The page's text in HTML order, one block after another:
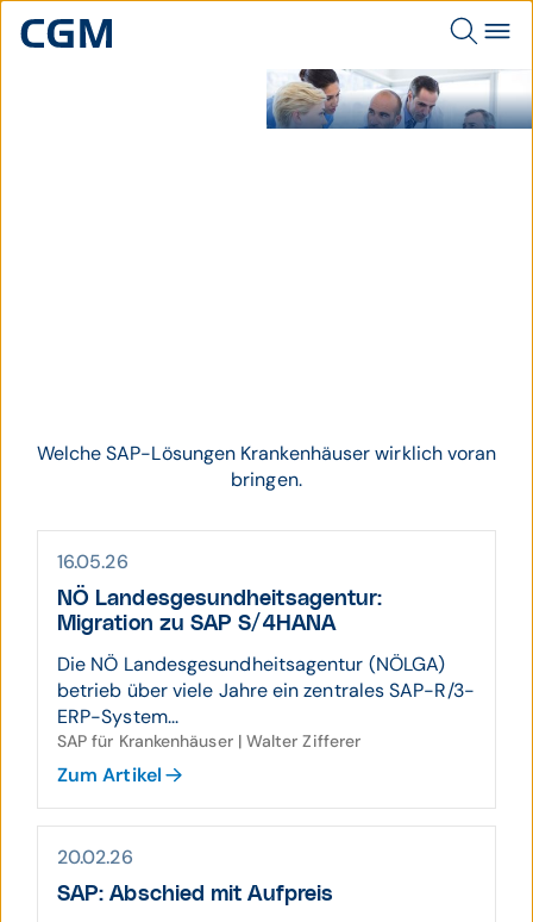
Ärzteteam beratet sich
hinsichtlich einer Diagnose.
Welche SAP-Lösungen Krankenhäuser wirklich voran
bringen.
16.05.26
NÖ Landes­gesund­heits­agentur:
Migration zu SAP S/4HANA
Die NÖ Landesgesundheitsagentur (NÖLGA)
betrieb über viele Jahre ein zentrales SAP-R/3-
ERP-System...
SAP für Krankenhäuser | Walter Zifferer
Zum Artikel
20.02.26
SAP: Ab­schied mit Auf­preis